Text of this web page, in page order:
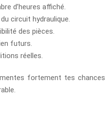
d’heures affiché.
circuit hydraulique.
des pièces.
futurs.
réelles.
fortement tes chances